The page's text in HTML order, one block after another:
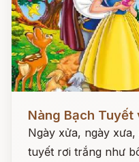
Nàng Bạch Tuyết
Ngày xửa, ngày
tuyết rơi trắng như